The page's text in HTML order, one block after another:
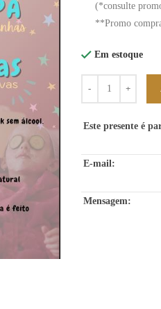
(*consulte
**Promo
Em estoque
Este presente é
E-mail:
Mensagem: